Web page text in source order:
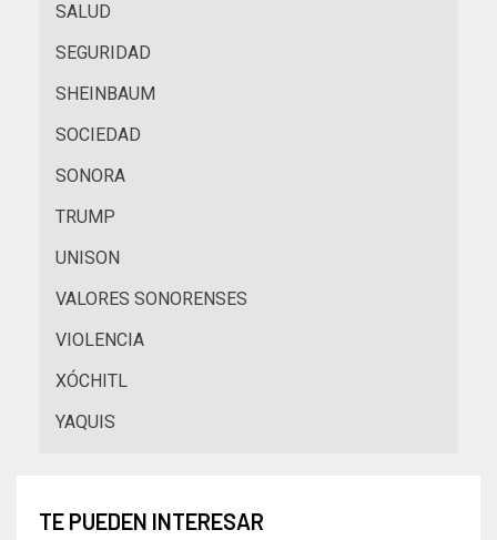
SALUD
SEGURIDAD
SHEINBAUM
SOCIEDAD
SONORA
TRUMP
UNISON
VALORES SONORENSES
VIOLENCIA
XÓCHITL
YAQUIS
TE PUEDEN INTERESAR